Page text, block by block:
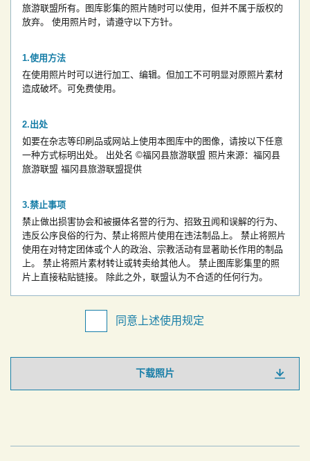
旅游联盟所有。图库影集的照片随时可以使用，但并不属于版权的
放弃。
使用照片时，请遵守以下方针。
使用方法
在使用照片时可以进行加工、编辑。但加工不可明显对原照片素材
造成破坏。可免费使用。
出处
如要在杂志等印刷品或网站上使用本图库中的图像，请按以下任意
一种方式标明出处。
出处名 ©福冈县旅游联盟 照片来源：福冈县
旅游联盟 福冈县旅游联盟提供
禁止事项
禁止做出损害协会和被摄体名誉的行为、招致丑闻和误解的行为、
违反公序良俗的行为、禁止将照片使用在违法制品上。
禁止将照片
使用在对特定团体或个人的政治、宗教活动有显著助长作用的制品
上。
禁止将照片素材转让或转卖给其他人。
禁止图库影集里的照
片上直接粘贴链接。
除此之外，联盟认为不合适的任何行为。
同意上述使用规定
下载照片